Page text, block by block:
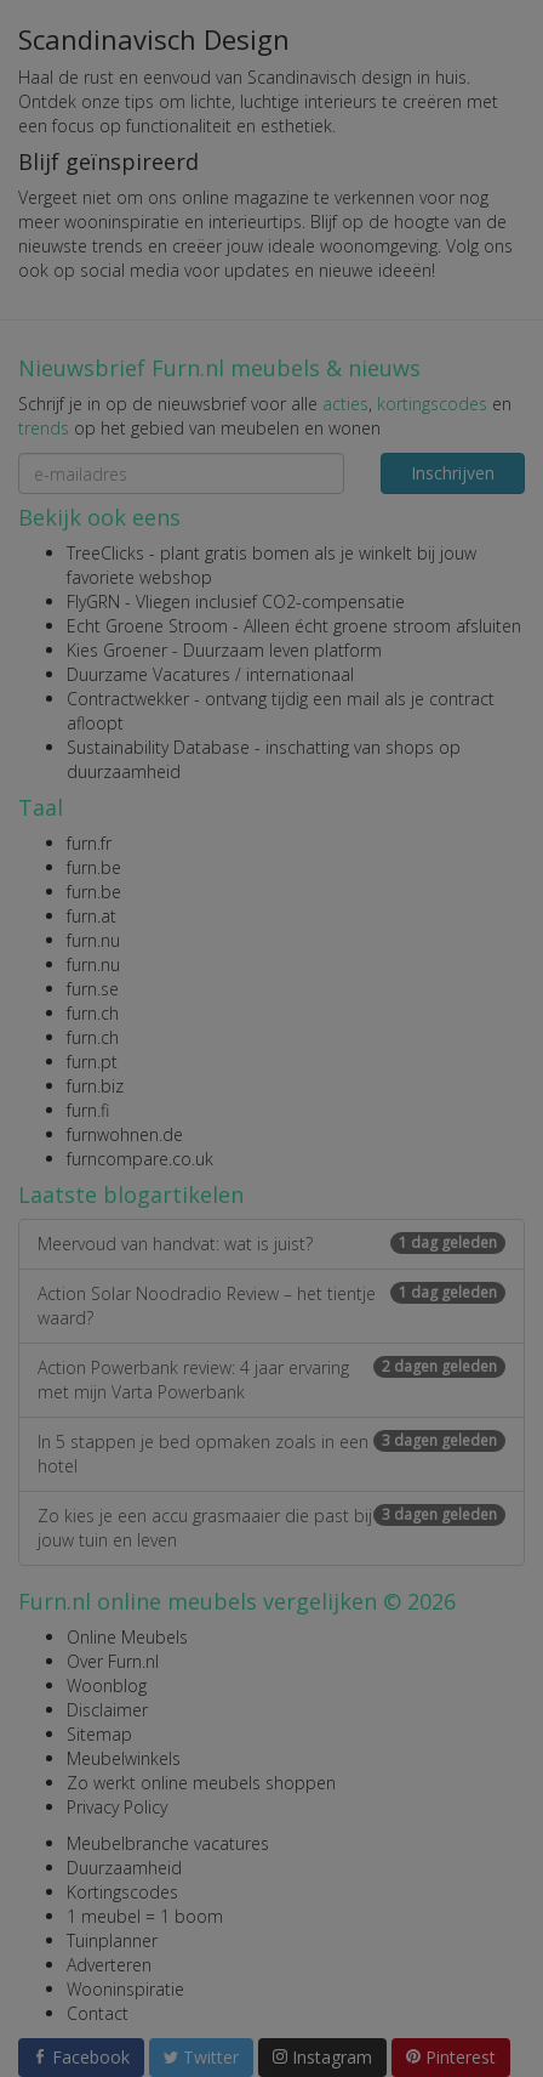
Scandinavisch Design
Haal de rust en eenvoud van Scandinavisch design in huis.
Ontdek onze tips om lichte, luchtige interieurs te creëren met
een focus op functionaliteit en esthetiek.
Blijf geïnspireerd
Vergeet niet om ons online magazine te verkennen voor nog
meer wooninspiratie en interieurtips. Blijf op de hoogte van de
nieuwste trends en creëer jouw ideale woonomgeving. Volg ons
ook op social media voor updates en nieuwe ideeën!
Nieuwsbrief Furn.nl meubels & nieuws
Schrijf je in op de nieuwsbrief voor alle acties, kortingscodes en
trends op het gebied van meubelen en wonen
Inschrijven
Bekijk ook eens
TreeClicks - plant gratis bomen als je winkelt bij jouw
favoriete webshop
FlyGRN - Vliegen inclusief CO2-compensatie
Echt Groene Stroom - Alleen écht groene stroom afsluiten
Kies Groener - Duurzaam leven platform
Duurzame Vacatures / internationaal
Contractwekker - ontvang tijdig een mail als je contract
afloopt
Sustainability Database - inschatting van shops op
duurzaamheid
Taal
furn.fr
furn.be
furn.be
furn.at
furn.nu
furn.nu
furn.se
furn.ch
furn.ch
furn.pt
furn.biz
furn.fi
furnwohnen.de
furncompare.co.uk
Laatste blogartikelen
1 dag geleden
Meervoud van handvat: wat is juist?
1 dag geleden
Action Solar Noodradio Review – het tientje
waard?
2 dagen geleden
Action Powerbank review: 4 jaar ervaring
met mijn Varta Powerbank
3 dagen geleden
In 5 stappen je bed opmaken zoals in een
hotel
3 dagen geleden
Zo kies je een accu grasmaaier die past bij
jouw tuin en leven
Furn.nl online meubels vergelijken © 2026
Online Meubels
Over Furn.nl
Woonblog
Disclaimer
Sitemap
Meubelwinkels
Zo werkt online meubels shoppen
Privacy Policy
Meubelbranche vacatures
Duurzaamheid
Kortingscodes
1 meubel = 1 boom
Tuinplanner
Adverteren
Wooninspiratie
Contact
Facebook
Twitter Instagram Pinterest